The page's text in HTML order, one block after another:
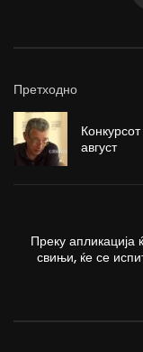
Претходно
август
Преку апликација
свињи, ќе се